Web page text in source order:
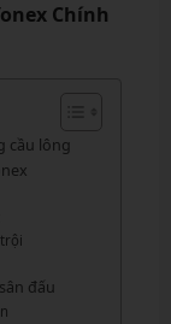
Chính
cầu lông
đấu